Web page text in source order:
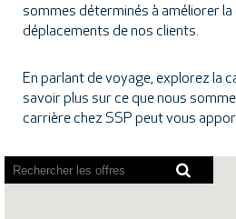
sommes déterminés à améliorer la
déplacements de nos clients.
En parlant de voyage, explorez la
savoir plus sur ce que nous
carrière chez SSP peut vous
Les
lecteurs